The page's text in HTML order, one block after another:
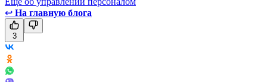
↩ На главную блога
3